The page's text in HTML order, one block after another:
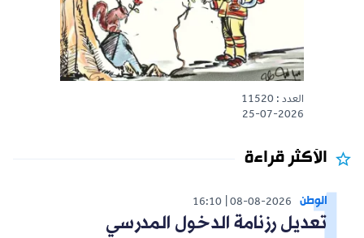
العدد : 11520
25-07-2026
الأكثر قراءة
الوطن 08-08-2026
16:10
تعديل رزنامة الدخول المدرسي